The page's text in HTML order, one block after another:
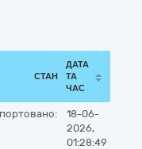
СТАН
ДАТА
ТА
ЧАС
18-06-
2026,
01:28:49